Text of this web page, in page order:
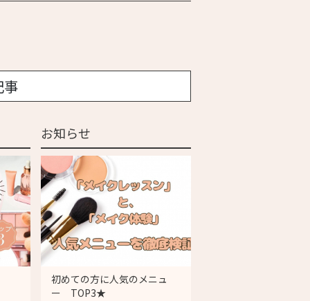
事
お知らせ
初めての方に人気のメニュ
ー TOP3★